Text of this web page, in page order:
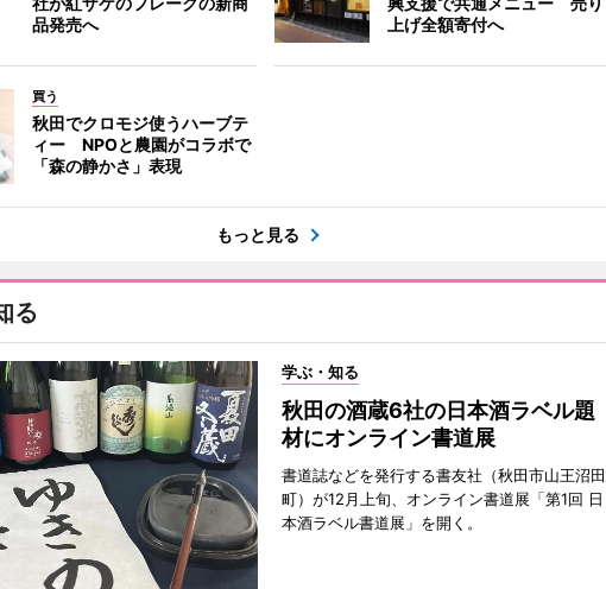
品発売へ
上げ全額寄付へ
買う
秋田でクロモジ使うハーブテ
ィー NPOと農園がコラボで
「森の静かさ」表現
もっと見る
る
学ぶ・知る
秋田の酒蔵6社の日本酒ラベル題
材にオンライン書道展
書道誌などを発行する書友社（秋田市山王沼田
町）が12月上旬、オンライン書道展「第1回 日
本酒ラベル書道展」を開く。